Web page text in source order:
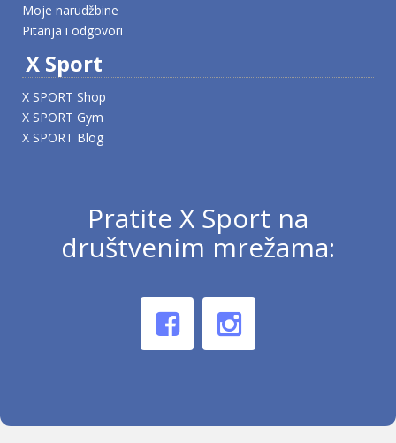
Moje narudžbine
Pitanja i odgovori
X Sport
X SPORT Shop
X SPORT Gym
X SPORT Blog
Pratite X Sport na
društvenim mrežama: